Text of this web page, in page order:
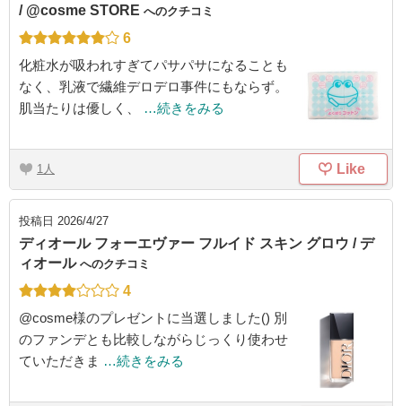
/ @cosme STORE へのクチコミ
6
化粧水が吸われすぎてパサパサになることも
なく、乳液で繊維デロデロ事件にもならず。
肌当たりは優しく、
…続きをみる
1 Like
投稿日 2026/4/27
ディオール フォーエヴァー フルイド スキン グロウ / デ
ィオール へのクチコミ
4
@cosme様のプレゼントに当選しました() 別
のファンデとも比較しながらじっくり使わせ
ていただきま …続きをみる